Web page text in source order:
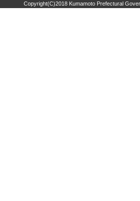
Copyright(C)2018 Kumamoto Prefectural